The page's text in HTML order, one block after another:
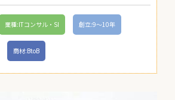
業種:ITコンサル・SI 創立:9〜10年
商材:BtoB